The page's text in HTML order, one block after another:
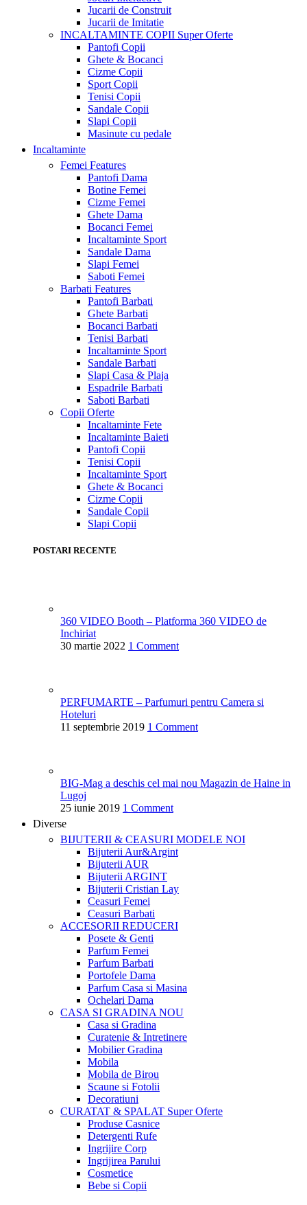
Jucarii de Construit
Jucarii de Imitatie
INCALTAMINTE COPII Super Oferte
Pantofi Copii
Ghete & Bocanci
Cizme Copii
Sport Copii
Tenisi Copii
Sandale Copii
Slapi Copii
Masinute cu pedale
Incaltaminte
Femei Features
Pantofi Dama
Botine Femei
Cizme Femei
Ghete Dama
Bocanci Femei
Incaltaminte Sport
Sandale Dama
Slapi Femei
Saboti Femei
Barbati Features
Pantofi Barbati
Ghete Barbati
Bocanci Barbati
Tenisi Barbati
Incaltaminte Sport
Sandale Barbati
Slapi Casa & Plaja
Espadrile Barbati
Saboti Barbati
Copii Oferte
Incaltaminte Fete
Incaltaminte Baieti
Pantofi Copii
Tenisi Copii
Incaltaminte Sport
Ghete & Bocanci
Cizme Copii
Sandale Copii
Slapi Copii
POSTARI RECENTE
360 VIDEO Booth – Platforma 360 VIDEO de
Inchiriat
30 martie 2022 1 Comment
PERFUMARTE – Parfumuri pentru Camera si
Hoteluri
11 septembrie 2019 1 Comment
BIG-Mag a deschis cel mai nou Magazin de Haine in
Lugoj
25 iunie 2019 1 Comment
Diverse
BIJUTERII & CEASURI MODELE NOI
Bijuterii Aur&Argint
Bijuterii AUR
Bijuterii ARGINT
Bijuterii Cristian Lay
Ceasuri Femei
Ceasuri Barbati
ACCESORII REDUCERI
Posete & Genti
Parfum Femei
Parfum Barbati
Portofele Dama
Parfum Casa si Masina
Ochelari Dama
CASA SI GRADINANOU
Casa si Gradina
Curatenie & Intretinere
Mobilier Gradina
Mobila
Mobila de Birou
Scaune si Fotolii
Decoratiuni
CURATAT & SPALAT Super Oferte
Produse Casnice
Detergenti Rufe
Ingrijire Corp
Ingrijirea Parului
Cosmetice
Bebe si Copii